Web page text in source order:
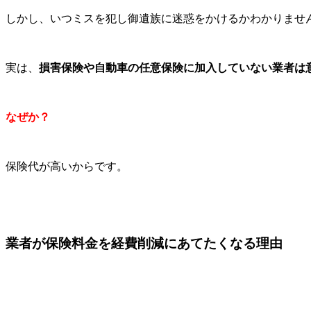
しかし、いつミスを犯し御遺族に迷惑をかけるかわかりませ
実は、 損害保険や自動車の任意保険に加入していない業者は
なぜか？
保険代が高いからです。
業者が保険料金を経費削減にあてたくなる理由